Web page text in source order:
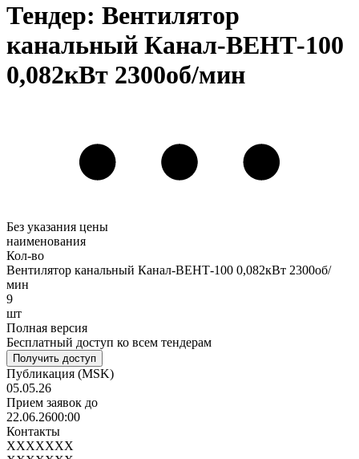
Тендер: Вентилятор
канальный Канал-ВЕНТ-100
0,082кВт 2300об/мин
Без указания цены
наименования
Кол-во
Вентилятор канальный Канал-ВЕНТ-100 0,082кВт 2300об/
мин
9
шт
Полная версия
Бесплатный доступ ко всем тендерам
Получить доступ
Публикация (MSK)
05.05.26
Прием заявок до
22.06.2600:00
Контакты
XXXXXXX